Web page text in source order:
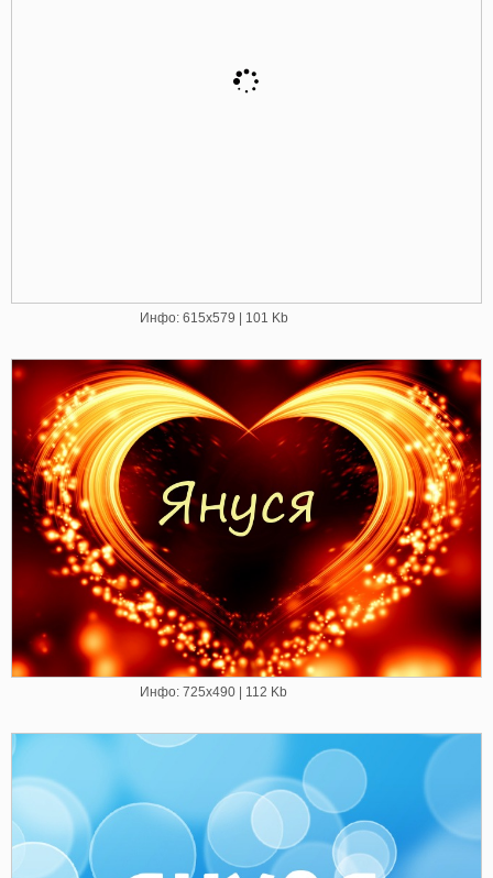
Инфо: 615х579 | 101 Kb
Инфо: 725х490 | 112 Kb